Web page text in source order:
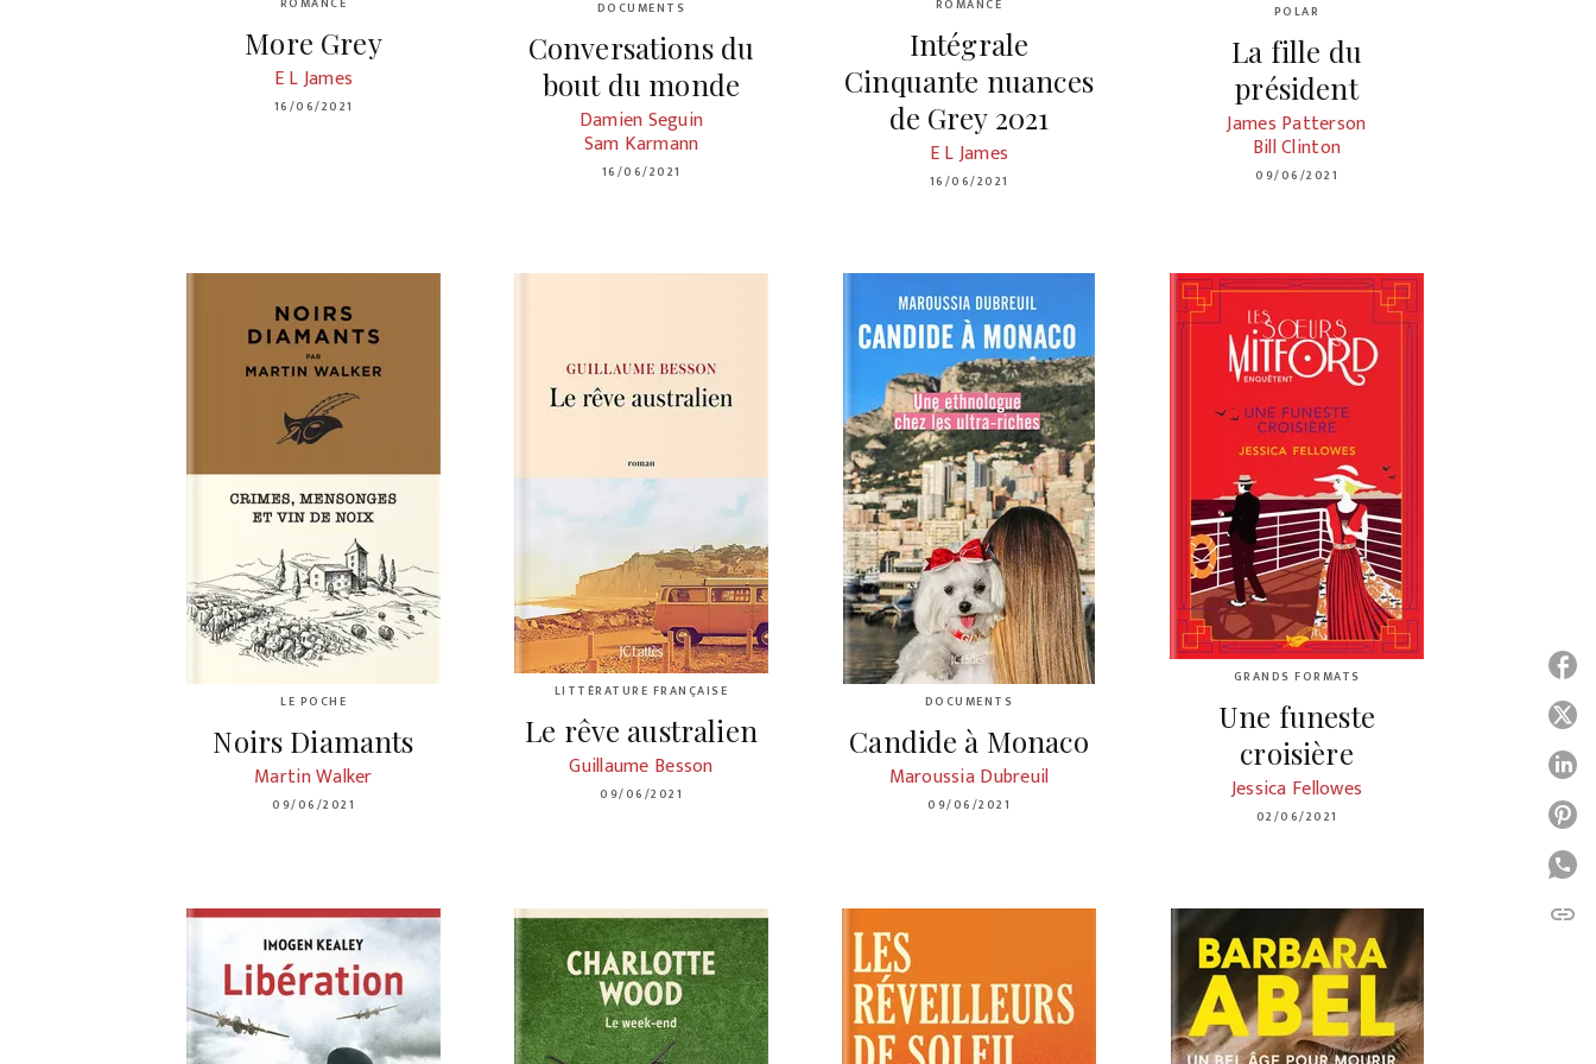
ROMANCE
More Grey
E L James
16/06/2021
DOCUMENTS
Conversations du
bout du monde
Damien Seguin
Sam Karmann
16/06/2021
ROMANCE
Intégrale
Cinquante nuances
de Grey 2021
E L James
16/06/2021
POLAR
La fille du
président
James Patterson
Bill Clinton
09/06/2021
LE POCHE
Noirs Diamants
Martin Walker
09/06/2021
LITTÉRATURE FRANÇAISE
Le rêve australien
Guillaume Besson
09/06/2021
DOCUMENTS
Candide à Monaco
Maroussia Dubreuil
09/06/2021
GRANDS FORMATS
Une funeste
croisière
Jessica Fellowes
02/06/2021
link